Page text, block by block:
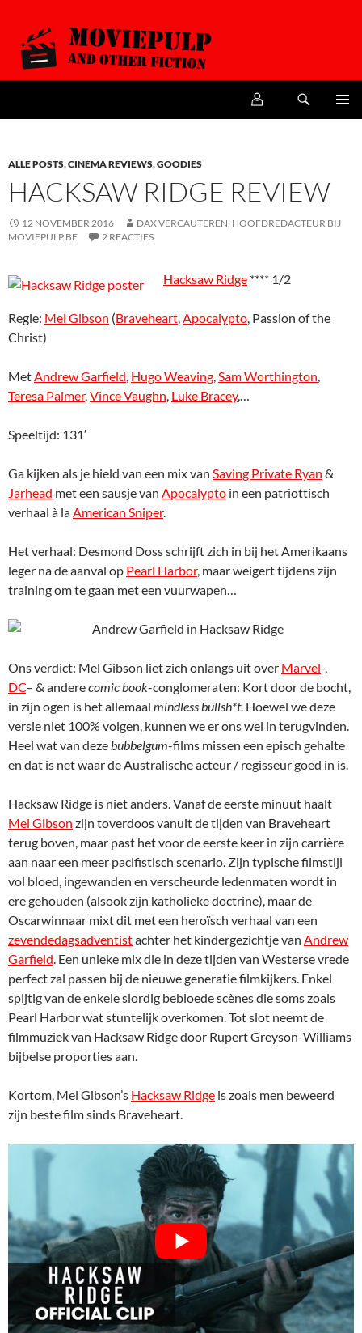
INHOUD
ALLE POSTS,CINEMA REVIEWS,GOODIES
HACKSAW RIDGE REVIEW
12 NOVEMBER 2016
DAX VERCAUTEREN, HOOFDREDACTEUR BIJ
MOVIEPULP.BE
2 REACTIES
Hacksaw Ridge **** 1/2
Regie: Mel Gibson (Braveheart,Apocalypto, Passion of the
Christ)
MetAndrew Garfield, Hugo Weaving,Sam Worthington,
Teresa Palmer,Vince Vaughn, Luke Bracey,…
Speeltijd: 131′
Ga kijken als je hield van een mix van Saving Private Ryan &
Jarhead met een sausje van Apocalypto in een patriottisch
verhaal à laAmerican Sniper.
Het verhaal: Desmond Doss schrijft zich in bij het Amerikaans
leger na de aanval op Pearl Harbor, maar weigert tijdens zijn
training om te gaan met een vuurwapen…
Ons verdict: Mel Gibson liet zich onlangs uit over Marvel-,
DC– & anderecomic book-conglomeraten: Kort door de bocht,
in zijn ogen is het allemaal mindless bullsh*t. Hoewel we deze
versie niet 100% volgen, kunnen we er ons wel in terugvinden.
Heel wat van dezebubbelgum-films missen een episch gehalte
en dat is net waar de Australische acteur / regisseur goed in is.
Hacksaw Ridge is niet anders. Vanaf de eerste minuut haalt
Mel Gibson zijn toverdoos vanuit de tijden van Braveheart
terug boven, maar past het voor de eerste keer in zijn carrière
aan naar een meer pacifistisch scenario. Zijn typische filmstijl
vol bloed, ingewanden en verscheurde ledenmaten wordt in
ere gehouden (alsook zijn katholieke doctrine), maar de
Oscarwinnaar mixt dit met een heroïsch verhaal van een
zevendedagsadventistachter het kindergezichtje van Andrew
Garfield. Een unieke mix die in deze tijden van Westerse vrede
perfect zal passen bij de nieuwe generatie filmkijkers. Enkel
spijtig van de enkele slordig bebloede scènes die soms zoals
Pearl Harbor wat stuntelijk overkomen. Tot slot neemt de
filmmuziek van Hacksaw Ridge door Rupert Greyson-Williams
bijbelse proporties aan.
Kortom, Mel Gibson’s Hacksaw Ridge is zoals men beweerd
zijn beste film sinds Braveheart.